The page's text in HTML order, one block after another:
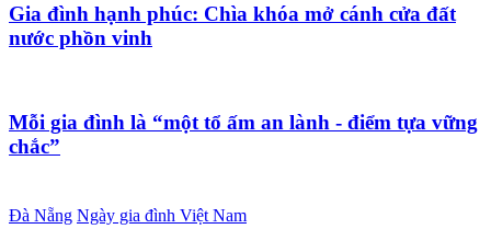
Gia đình hạnh phúc: Chìa khóa mở cánh cửa đất
nước phồn vinh
Mỗi gia đình là “một tổ ấm an lành - điểm tựa vững
chắc”
Đà Nẵng Ngày gia đình Việt Nam